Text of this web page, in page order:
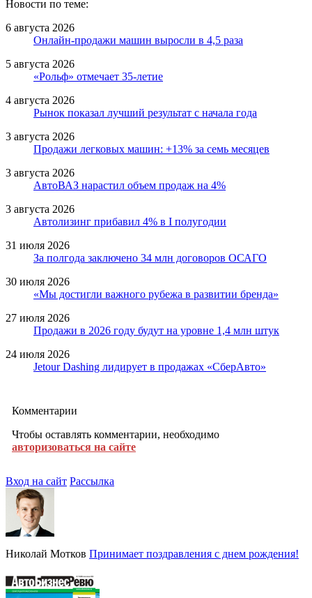
Новости по теме:
6 августа 2026
Онлайн-продажи машин выросли в 4,5 раза
5 августа 2026
«Рольф» отмечает 35-летие
4 августа 2026
Рынок показал лучший результат с начала года
3 августа 2026
Продажи легковых машин: +13% за семь месяцев
3 августа 2026
АвтоВАЗ нарастил объем продаж на 4%
3 августа 2026
Автолизинг прибавил 4% в I полугодии
31 июля 2026
За полгода заключено 34 млн договоров ОСАГО
30 июля 2026
«Мы достигли важного рубежа в развитии бренда»
27 июля 2026
Продажи в 2026 году будут на уровне 1,4 млн штук
24 июля 2026
Jetour Dashing лидирует в продажах «СберАвто»
Комментарии
Чтобы оставлять комментарии, необходимо
авторизоваться на сайте
Вход на сайт Рассылка
Николай Мотков Принимает поздравления с днем рождения!